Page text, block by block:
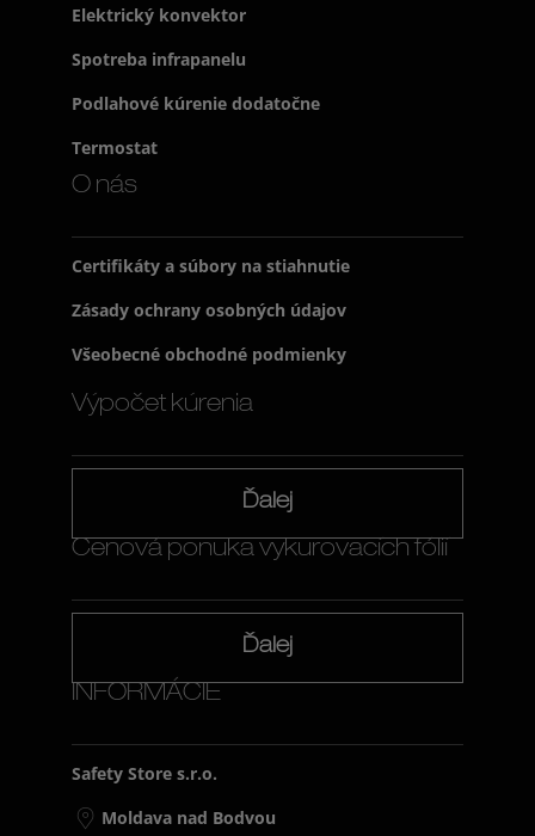
Elektrický konvektor
Spotreba infrapanelu
Podlahové kúrenie dodatočne
Termostat
O nás
Certifikáty a súbory na stiahnutie
Zásady ochrany osobných údajov
Všeobecné obchodné podmienky
Výpočet kúrenia
Ďalej
Cenová ponuka vykurovacích fólií
Ďalej
INFORMÁCIE
Safety Store s.r.o.
Moldava nad Bodvou